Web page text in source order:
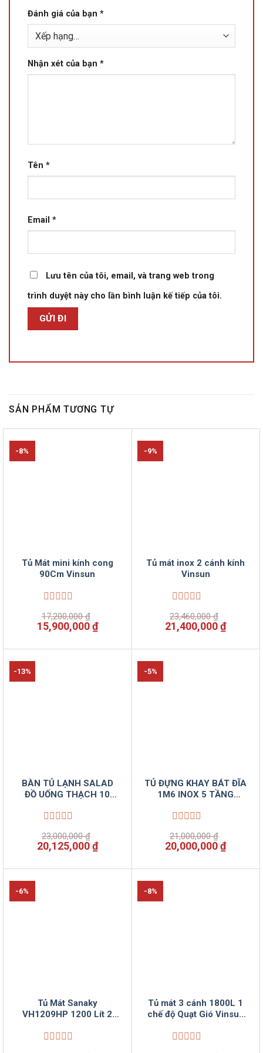
Đánh giá của bạn *
Nhận xét của bạn *
Tên *
Email *
Lưu tên của tôi, email, và trang web trong
trình duyệt này cho lần bình luận kế tiếp của tôi.
SẢN PHẨM TƯƠNG TỰ
-8%
Tủ Mát mini kính cong
90Cm Vinsun
xếp
hạng
5
17,200,000₫
Giá
gốc
là:
15,900,000₫Giá
hiện
tại
15,900,000 ₫.
-9%
Tủ mát inox 2 cánh kính
Vinsun
xếp
hạng
5
23,460,000₫
Giá
gốc
là:
21,400,000₫Giá
hiện
tại
-13%
BÀN TỦ LẠNH SALAD
ĐỒ UỐNG THẠCH 10
VINSUN
xếp
hạng
5
23,000,000₫
Giá
gốc
là:
20,125,000₫Giá
hiện
tại
20,125,000 ₫.
-5%
TỦ ĐỰNG KHAY BÁT ĐĨA
1M6 INOX 5 TẦNG
xếp
hạng
5
21,000,000₫
Giá
gốc
là:
20,000,000₫Giá
tại
-6%
Tủ Mát Sanaky
VH1209HP 1200 Lít 2
-8%
Tủ mát 3 cánh 1800L 1
chế độ Quạt Gió Vinsun